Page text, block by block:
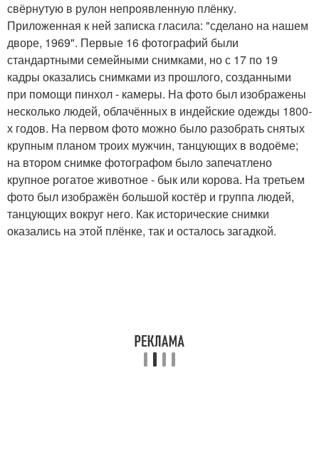
свёрнутую в рулон непроявленную плёнку.
Приложенная к ней записка гласила: "сделано на нашем
дворе, 1969". Первые 16 фотографий были
стандартными семейными снимками, но с 17 по 19
кадры оказались снимками из прошлого, созданными
при помощи пинхол - камеры. На фото был изображены
несколько людей, облачённых в индейские одежды 1800-
х годов. На первом фото можно было разобрать снятых
крупным планом троих мужчин, танцующих в водоёме;
на втором снимке фотографом было запечатлено
крупное рогатое животное - бык или корова. На третьем
фото был изображён большой костёр и группа людей,
танцующих вокруг него. Как исторические снимки
оказались на этой плёнке, так и осталось загадкой.